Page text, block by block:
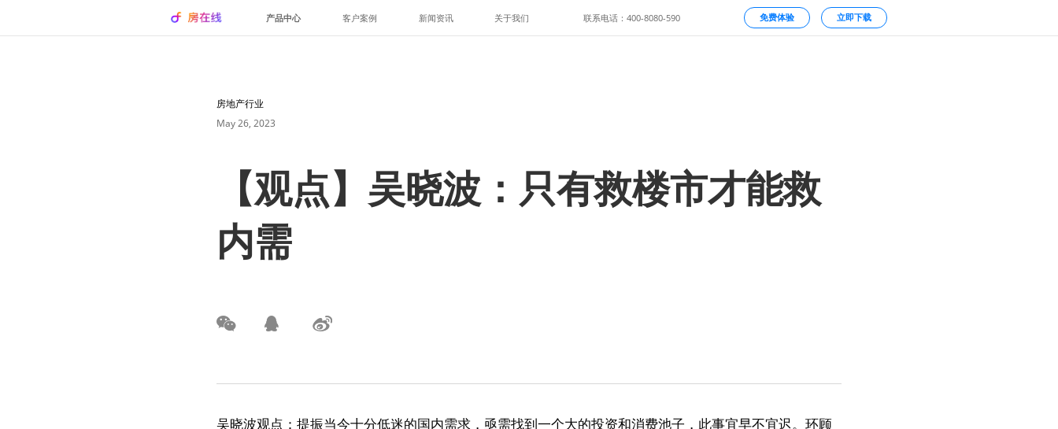
产品中心 客户案例 新闻资讯 关于我们 联系电话：400-8080-590 免费体验 立即下载
房地产行业
May 26, 2023
【观点】吴晓波：只有救楼市才能救
内需
吴晓波观点：提振当今十分低迷的国内需求，亟需找到一个大的投资和消费池子，此事宜早不宜迟。环顾